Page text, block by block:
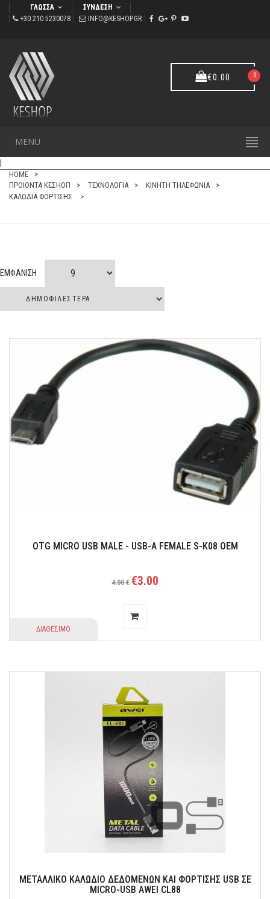
ΓΛΩΣΣΑ
ΣΥΝΔΕΣΗ
+30 210 5230078
INFO@KESHOP.GR
MENU
€0.00 0
ΚΑΛΩΔΙΑ ΦΟΡΤΙΣΗΣ
HOME
ΠΡΟΙΟΝΤΑ ΚΕΣΗΟΠ
ΤΕΧΝΟΛΟΓΙΑ
ΚΙΝΗΤΗ ΤΗΛΕΦΩΝΙΑ
ΚΑΛΩΔΙΑ ΦΟΡΤΙΣΗΣ
ΕΜΦΑΝΙΣΗ
OTG MICRO USB MALE - USB-A FEMALE S-K08 OEM
4.00 € €3.00
ΔΙΑΘΕΣΙΜΟ
ΜΕΤΑΛΛΙΚΟ ΚΑΛΩΔΙΟ ΔΕΔΟΜΕΝΩΝ ΚΑΙ ΦΟΡΤΙΣΗΣ USB ΣΕ
MICRO-USB AWEI CL88
Φορτιστής αυτοκινήτου με 4 θυρες usb.
Βολικό στη χρήση.